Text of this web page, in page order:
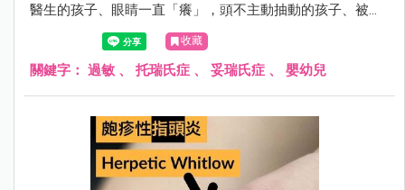
醫生的孩子、眼睛一直「癢」，頭不主動抽動的孩子、被別
的醫師診斷為「托瑞氏」，但是父母對診斷有所疑慮的孩
收藏
關鍵字： 過敏 、 托瑞氏症 、 妥瑞氏症 、 嬰幼兒